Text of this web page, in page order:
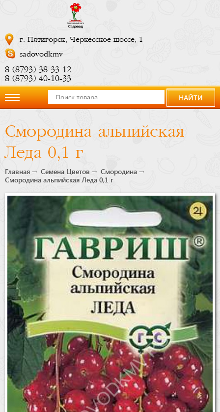
г. Пятигорск, Черкесское шоссе, 1
sadovodkmv
8 (8793) 38 33 12
8 (8793) 40-10-33
компании
Новости
Купить
сейчас
Бренды
Доставка
Оптовикам
НАЙТИ
Смородина альпийская
Леда 0,1 г
Главная Семена Цветов
Смородина
Смородина альпийская Леда 0,1 г